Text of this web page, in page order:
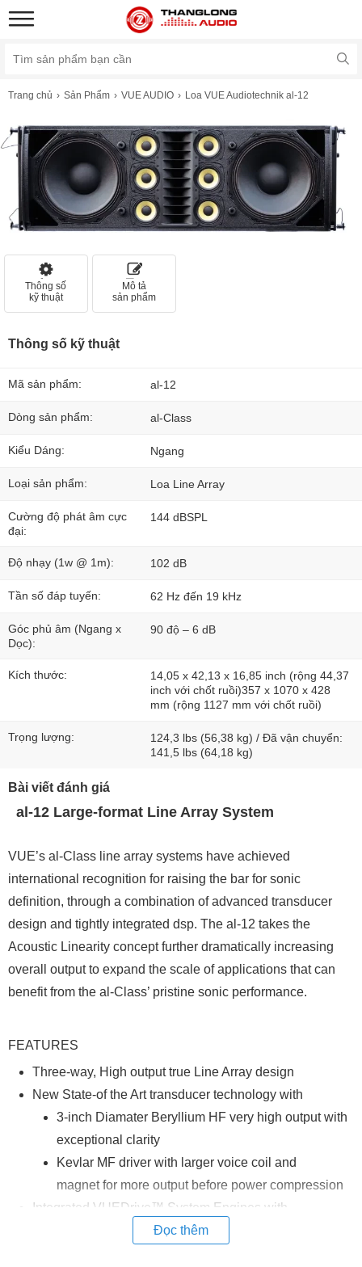
Trang chủ Sản Phẩm VUE AUDIO Loa VUE Audiotechnik al-12
Thông số
kỹ thuật
Mô tả
sản phẩm
Thông số kỹ thuật
Mã sản phẩm: al-12
Dòng sản phẩm: al-Class
Kiểu Dáng: Ngang
Loại sản phẩm: Loa Line Array
Cường độ phát âm cực
đại:
144 dBSPL
Độ nhạy (1w @ 1m): 102 dB
Tần số đáp tuyến: 62 Hz đến 19 kHz
Góc phủ âm (Ngang x
Dọc):
90 độ – 6 dB
Kích thước:
14,05 x 42,13 x 16,85 inch (rộng 44,37
inch với chốt ruồi)357 x 1070 x 428
mm (rộng 1127 mm với chốt ruồi)
Trọng lượng:
124,3 lbs (56,38 kg) / Đã vận chuyển:
141,5 lbs (64,18 kg)
Bài viết đánh giá
al-12 Large-format Line Array System
VUE’s al-Class line array systems have achieved
international recognition for raising the bar for sonic
definition, through a combination of advanced transducer
design and tightly integrated dsp. The al-12 takes the
Acoustic Linearity concept further dramatically increasing
overall output to expand the scale of applications that can
benefit from the al-Class’ pristine sonic performance.
FEATURES
Three-way, High output true Line Array design
New State-of the Art transducer technology with
3-inch Diamater Beryllium HF very high output with
exceptional clarity
Kevlar MF driver with larger voice coil and
magnet for more output before power compression
Integrated VUEDrive™ System Engines with
SystemVUE network control and Dante networking
Đọc thêm